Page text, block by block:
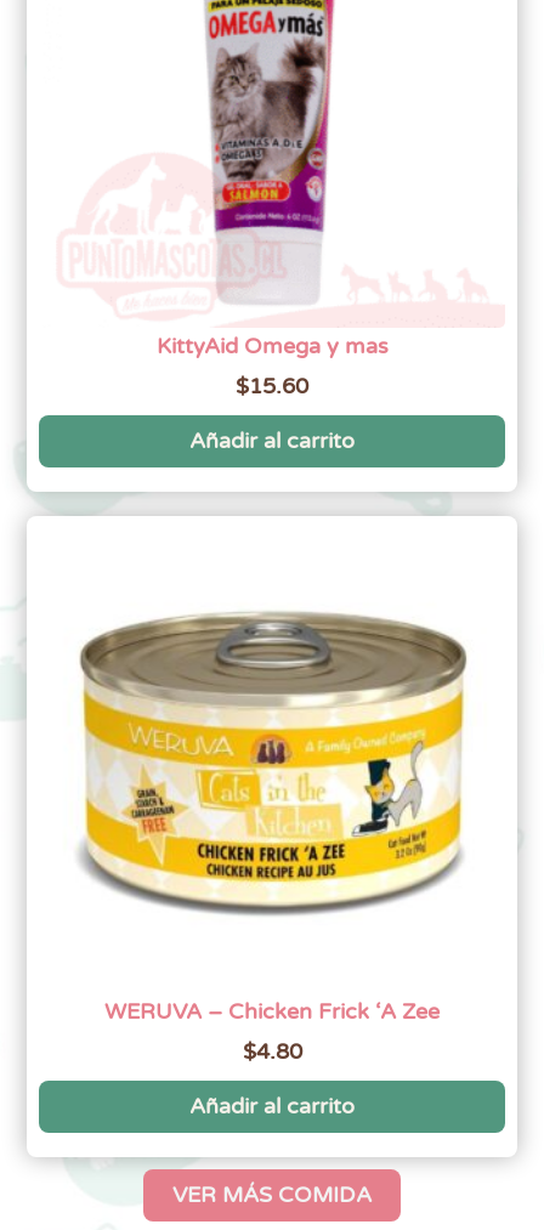
KittyAid Omega y mas
$15.60
Añadir al carrito
WERUVA – Chicken Frick ‘A Zee
$4.80
Añadir al carrito
VER MÁS COMIDA